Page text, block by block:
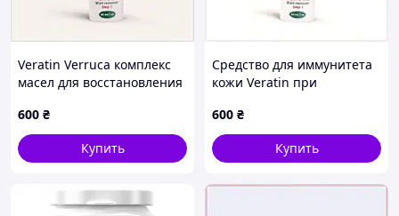
Veratin Verruca комплекс
масел для восстановления
600 ₴
Купить
Средство для иммунитета
кожи Veratin при
600 ₴
Купить